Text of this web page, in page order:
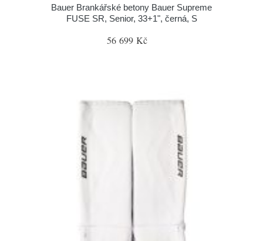
Bauer Brankářské betony Bauer Supreme
FUSE SR, Senior, 33+1", černá, S
56 699 Kč